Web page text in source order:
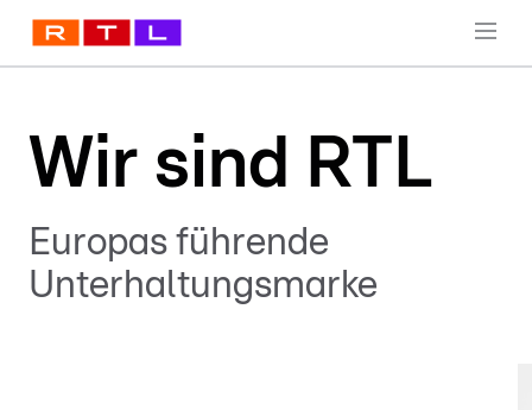
Wir sind RTL
Europas führende
Unterhaltungsmarke